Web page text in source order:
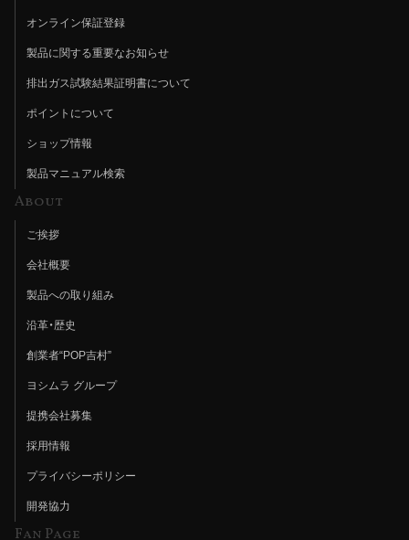
オンライン保証登録
製品に関する重要なお知らせ
排出ガス試験結果証明書について
ポイントについて
ショップ情報
製品マニュアル検索
About
ご挨拶
会社概要
製品への取り組み
沿革・歴史
創業者“POP吉村”
ヨシムラ グループ
提携会社募集
採用情報
プライバシーポリシー
開発協力
Fan Page